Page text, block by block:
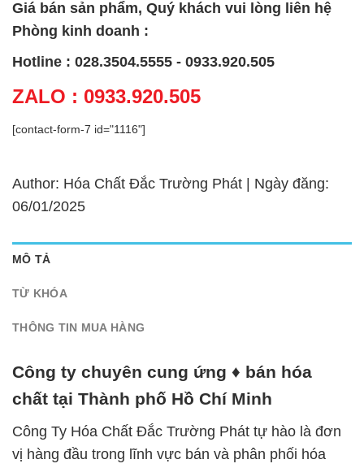
Giá bán sản phẩm, Quý khách vui lòng liên hệ
Phòng kinh doanh :
Hotline : 028.3504.5555 - 0933.920.505
ZALO : 0933.920.505
[contact-form-7 id="1116"]
Author: Hóa Chất Đắc Trường Phát | Ngày đăng:
06/01/2025
MÔ TẢ
TỪ KHÓA
THÔNG TIN MUA HÀNG
Công ty chuyên cung ứng ♦ bán hóa
chất tại Thành phố Hồ Chí Minh
Công Ty Hóa Chất Đắc Trường Phát tự hào là đơn
vị hàng đầu trong lĩnh vực bán và phân phối hóa